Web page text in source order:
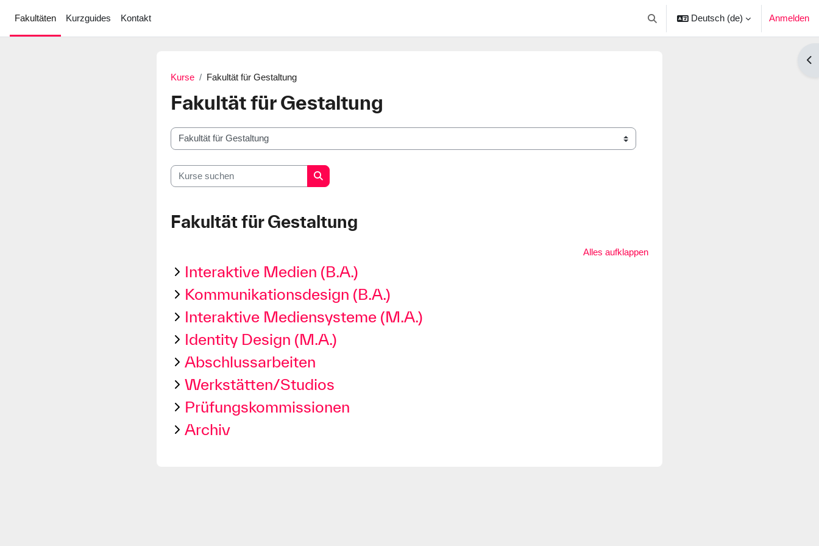
Fakultäten
Kurzguides Kontakt
Sucheingabe umschalten
Deutsch ‎(de)‎ Anmelden
Kurse
Fakultät für Gestaltung
Fakultät für Gestaltung
Kursbereiche
Kurse suchen
Kurse suchen
Fakultät für Gestaltung
Alles aufklappen
Interaktive Medien (B.A.)
Kommunikationsdesign (B.A.)
Interaktive Mediensysteme (M.A.)
Identity Design (M.A.)
Abschlussarbeiten
Werkstätten/Studios
Prüfungskommissionen
Archiv